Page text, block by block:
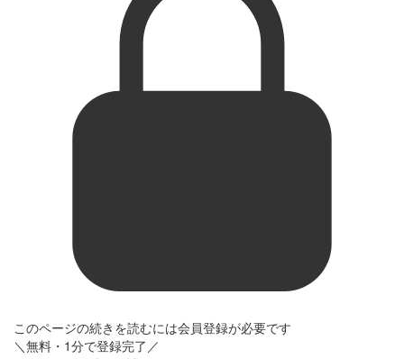
このページの続きを読むには会員登録が必要です
＼無料・1分で登録完了／